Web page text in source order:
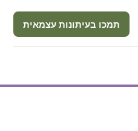
תמכו בעיתונות עצמאית